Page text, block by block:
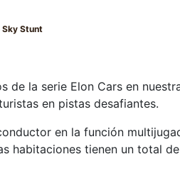
Sky Stunt
de la serie Elon Cars en
en pistas desafiantes.
en la función
habitaciones tienen un total